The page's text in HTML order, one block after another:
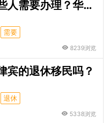
菲律宾清关手续是哪些人需要办理？华商为你解答！
需要
8239浏览
宾的退休移民吗？
退休
5338浏览